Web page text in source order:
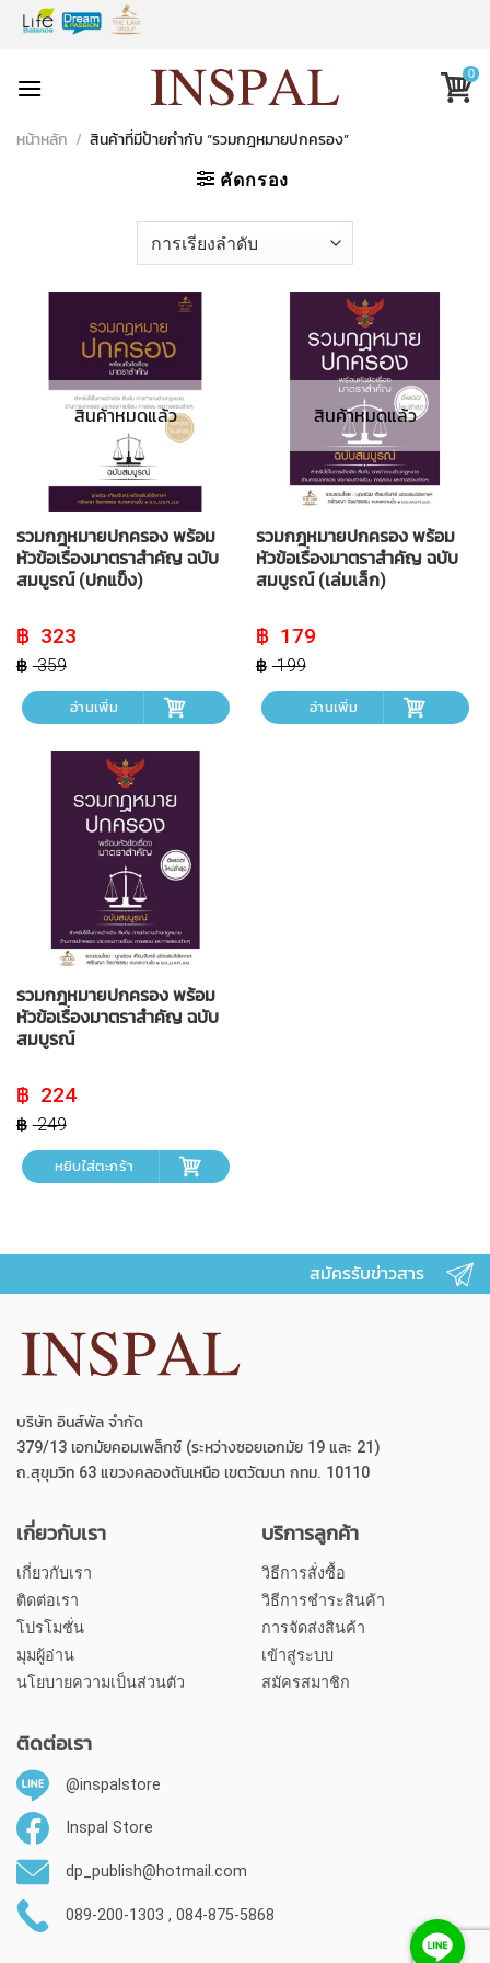
Skip
0
หน้าหลัก / สินค้าที่มีป้ายกำกับ “รวมกฎหมายปกครอง”
คัดกรอง
สินค้าหมดแล้ว
รวมกฎหมายปกครอง พร้อม
หัวข้อเรื่องมาตราสำคัญ ฉบับ
สมบูรณ์ (ปกแข็ง)
359
Original
price
was:
฿ 359.
323
Current
price
is:
฿ 323.
อ่านเพิ่ม
สินค้าหมดแล้ว
รวมกฎหมายปกครอง พร้อม
หัวข้อเรื่องมาตราสำคัญ ฉบับ
สมบูรณ์ (เล่มเล็ก)
199
Original
price
was:
฿ 199.
179
Current
price
is:
฿ 179.
อ่านเพิ่ม
รวมกฎหมายปกครอง พร้อม
หัวข้อเรื่องมาตราสำคัญ ฉบับ
สมบูรณ์
249
Original
price
was:
฿ 249.
224
Current
price
is:
฿ 224.
หยิบใส่ตะกร้า
สมัครรับข่าวสาร
บริษัท อินส์พัล จำกัด
379/13 เอกมัยคอมเพล็กซ์ (ระหว่างซอยเอกมัย 19 และ 21)
ถ.สุขุมวิท 63 แขวงคลองตันเหนือ เขตวัฒนา กทม. 10110
เกี่ยวกับเรา
เกี่ยวกับเรา
ติดต่อเรา
โปรโมชั่น
มุมผู้อ่าน
นโยบายความเป็นส่วนตัว
บริการลูกค้า
วิธีการสั่งซื้อ
วิธีการชำระสินค้า
การจัดส่งสินค้า
เข้าสู่ระบบ
สมัครสมาชิก
ติดต่อเรา
@inspalstore
Inspal Store
dp_publish@hotmail.com
089-200-1303 , 084-875-5868